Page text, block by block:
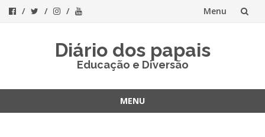
Menu
Diário dos papais
Educação e Diversão
MENU